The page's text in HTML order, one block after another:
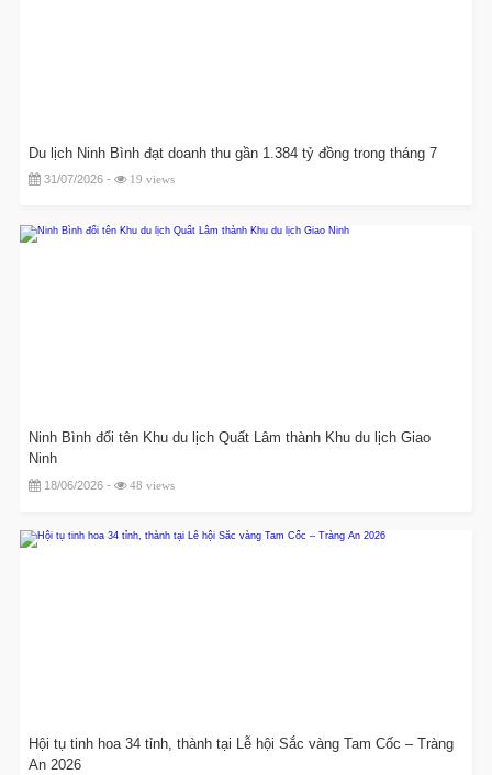
Du lịch Ninh Bình đạt doanh thu gần 1.384 tỷ đồng trong tháng 7
31/07/2026 - 19 views
Ninh Bình đổi tên Khu du lịch Quất Lâm thành Khu du lịch Giao
Ninh
18/06/2026 - 48 views
Hội tụ tinh hoa 34 tỉnh, thành tại Lễ hội Sắc vàng Tam Cốc – Tràng
An 2026